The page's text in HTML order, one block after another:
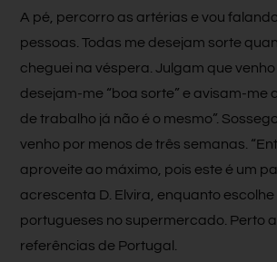
A pé, percorro as artérias e vou
pessoas. Todas me desejam sorte
cheguei na véspera. Julgam que
desejam-me “boa sorte” e avisam-me
de trabalho já não é o mesmo”.
venho por menos de três semanas.
aproveite ao máximo, pois este é um
acrescenta D. Elvira, enquanto
portugueses no supermercado. Perto
referências de Portugal.